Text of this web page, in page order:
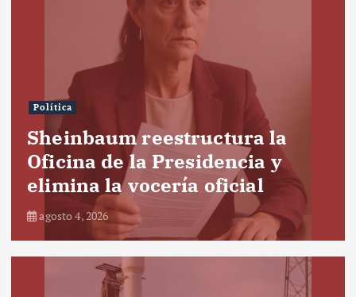
Política
Sheinbaum reestructura la
Oficina de la Presidencia y
elimina la vocería oficial
agosto 4, 2026